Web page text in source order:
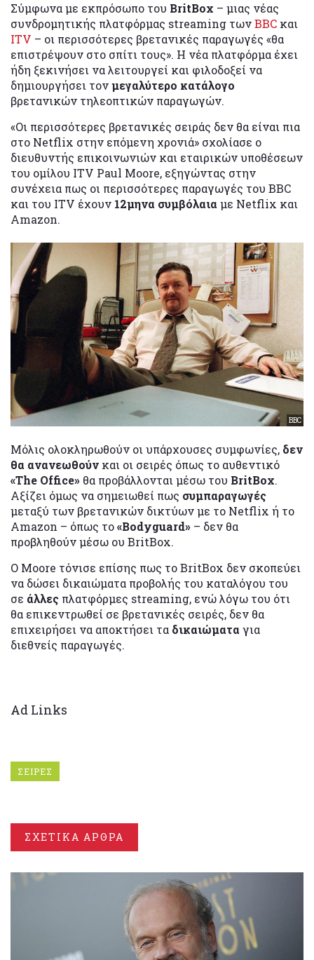
Σύμφωνα με εκπρόσωπο του BritBox – μιας νέας
συνδρομητικής πλατφόρμας streaming τωνBBC και
ITV – οι περισσότερες βρετανικές παραγωγές «θα
επιστρέψουν στο σπίτι τους». Η νέα πλατφόρμα έχει
ήδη ξεκινήσει να λειτουργεί και φιλοδοξεί να
δημιουργήσει τονμεγαλύτερο κατάλογο
βρετανικών τηλεοπτικών παραγωγών.
«Οι περισσότερες βρετανικές σειράς δεν θα είναι πια
στο Netflix στην επόμενη χρονιά» σχολίασε ο
διευθυντής επικοινωνιών και εταιρικών υποθέσεων
του ομίλου ITV Paul Moore, εξηγώντας στην
συνέχεια πως οι περισσότερες παραγωγές του BBC
και του ITV έχουν 12μηνα συμβόλαιαμε Netflix και
Amazon.
BBC
Μόλις ολοκληρωθούν οι υπάρχουσες συμφωνίες, δεν
θα ανανεωθούν και οι σειρές όπως το αυθεντικό
«The Office» θα προβάλλονται μέσω του BritBox.
Αξίζει όμως να σημειωθεί πως συμπαραγωγές
μεταξύ των βρετανικών δικτύων με το Netflix ή το
Amazon – όπως το«Bodyguard» – δεν θα
προβληθούν μέσω ου BritBox.
Ο Moore τόνισε επίσης πως το BritBox δεν σκοπεύει
να δώσει δικαιώματα προβολής του καταλόγου του
σε άλλες πλατφόρμες streaming, ενώ λόγω του ότι
θα επικεντρωθεί σε βρετανικές σειρές, δεν θα
επιχειρήσει να αποκτήσει τα δικαιώματα για
διεθνείς παραγωγές.
Ad Links
ΣΕΙΡΕΣ
ΣΧΕΤΙΚΑ ΑΡΘΡΑ